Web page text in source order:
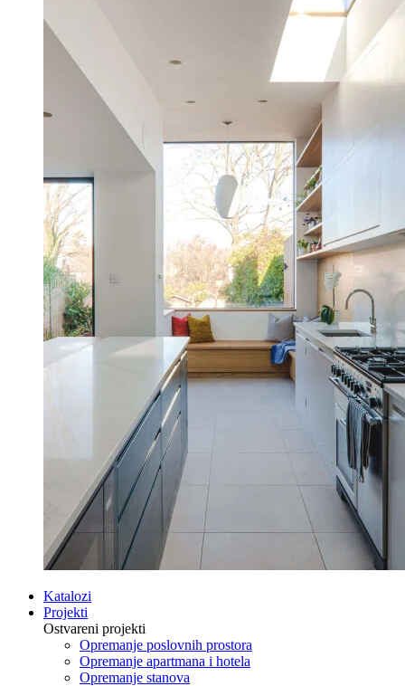
Katalozi
Projekti
Ostvareni projekti
Opremanje poslovnih prostora
Opremanje apartmana i hotela
Opremanje stanova